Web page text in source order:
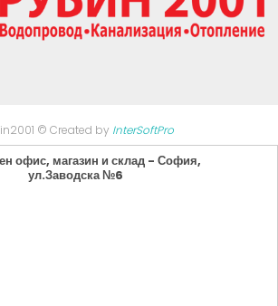
© Created by InterSoftPro
офис, магазин и склад - София,
ул.Заводска №6